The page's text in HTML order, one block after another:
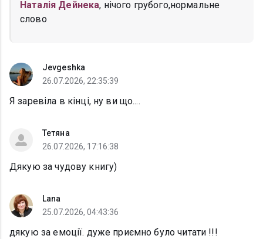
Наталія Дейнека, нічого грубого,нормальне
слово
Jevgeshka
26.07.2026, 22:35:39
Я заревіла в кінці, ну ви що....
Тетяна
26.07.2026, 17:16:38
Дякую за чудову книгу)
Lana
25.07.2026, 04:43:36
дякую за емоції. дуже приємно було читати !!!